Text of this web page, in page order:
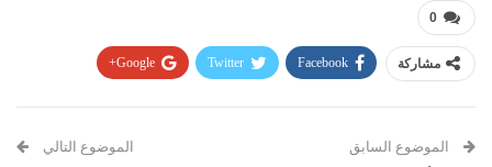
0
مشاركة Facebook
Twitter
Google+
البريد الإلكتروني
الموضوع السابق الموضوع التالي